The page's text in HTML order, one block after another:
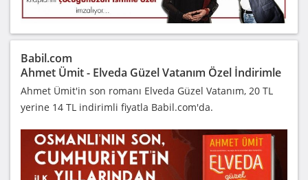
Babil.com
Ahmet Ümit - Elveda Güzel Vatanım Özel İndirimle
Ahmet Ümit'in son romanı Elveda Güzel Vatanım, 20 TL
yerine 14 TL indirimli fiyatla Babil.com'da.